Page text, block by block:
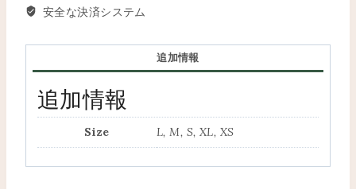
安全な決済システム
追加情報
追加情報
Size L, M, S, XL, XS